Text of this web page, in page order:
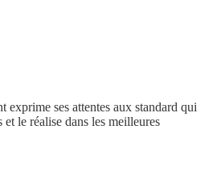
exprime ses attentes aux standard qui
et le réalise dans les meilleures